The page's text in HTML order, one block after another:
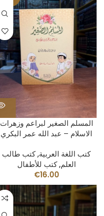
المسلم الصغير لبراعم وزهرات
الاسلام – عبد الله عمر البكري
كتب اللغة العربية,كتب طالب
العلم,كتب للأطفال
€16.00